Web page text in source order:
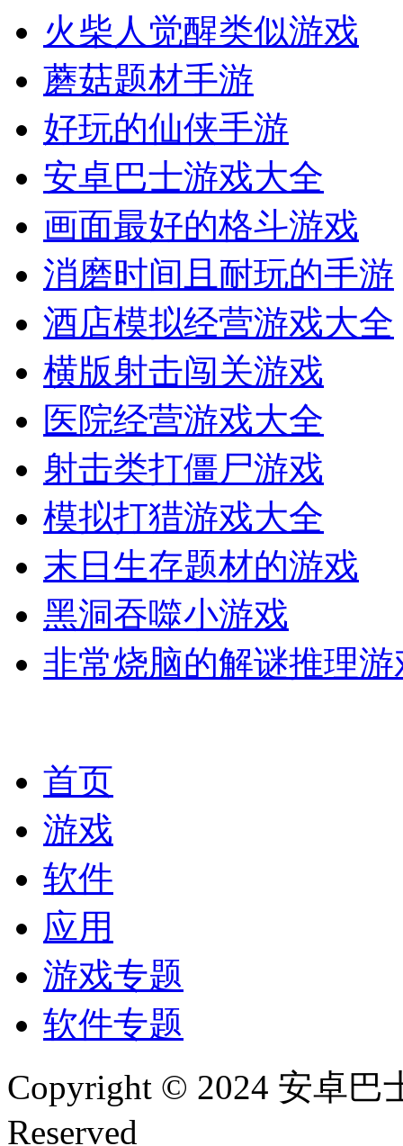
火柴人觉醒类似游戏
蘑菇题材手游
好玩的仙侠手游
安卓巴士游戏大全
画面最好的格斗游戏
消磨时间且耐玩的手游
酒店模拟经营游戏大全
横版射击闯关游戏
医院经营游戏大全
射击类打僵尸游戏
模拟打猎游戏大全
末日生存题材的游戏
黑洞吞噬小游戏
非常烧脑的解谜推理游
首页
游戏
软件
应用
游戏专题
软件专题
Copyright © 2024 安卓巴
Reserved